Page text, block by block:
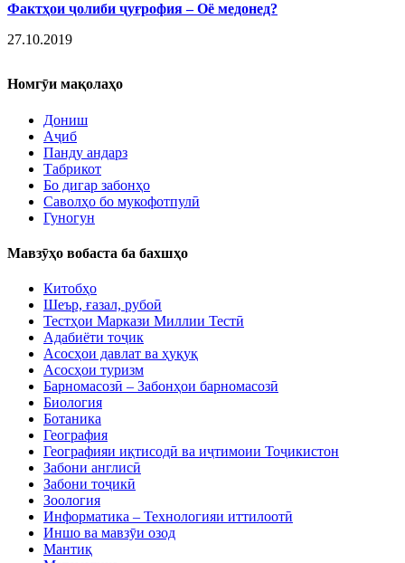
Фактҳои ҷолиби ҷуғрофия – Оё медонед?
27.10.2019
Номгӯи мақолаҳо
Дониш
Аҷиб
Панду андарз
Табрикот
Бо дигар забонҳо
Саволҳо бо мукофотпулӣ
Гуногун
Мавзӯҳо вобаста ба бахшҳо
Китобҳо
Шеър, ғазал, рубоӣ
Тестҳои Маркази Миллии Тестӣ
Адабиёти тоҷик
Асосҳои давлат ва ҳуқуқ
Асосҳои туризм
Барномасозӣ – Забонҳои барномасозӣ
Биология
Ботаника
География
Географияи иқтисодӣ ва иҷтимоии Тоҷикистон
Забони англисӣ
Забони тоҷикӣ
Зоология
Информатика – Технологияи иттилоотӣ
Иншо ва мавзӯи озод
Мантиқ